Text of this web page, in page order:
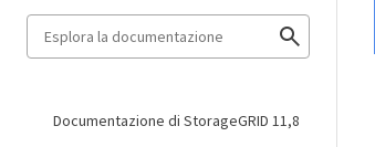
Documentazione di StorageGRID 11,8